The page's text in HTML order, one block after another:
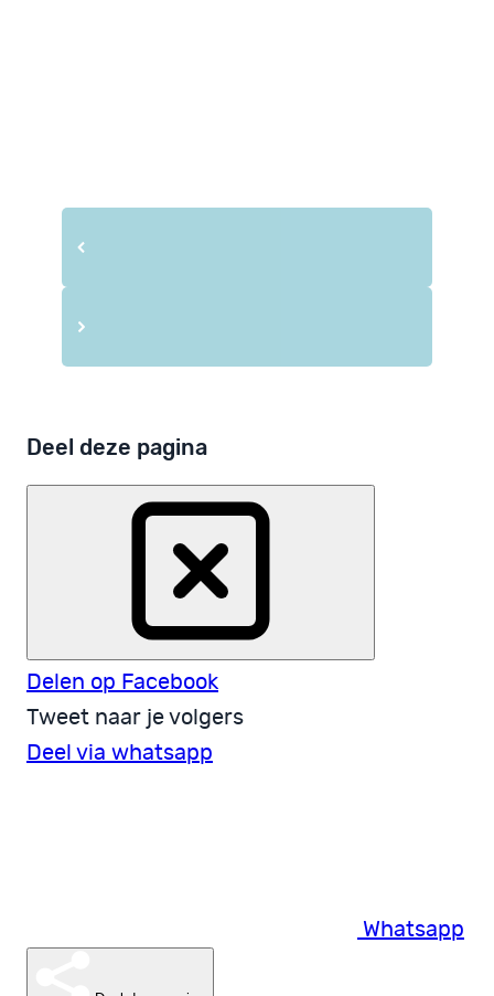
Deel deze pagina
Delen op Facebook
Tweet naar je volgers
Deel via whatsapp
Whatsapp